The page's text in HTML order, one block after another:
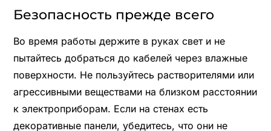
Безопасность прежде всего
Во время работы держите в руках свет и не
пытайтесь добраться до кабелей через влажные
поверхности. Не пользуйтесь растворителями или
агрессивными веществами на близком расстоянии
к электроприборам. Если на стенах есть
декоративные панели, убедитесь, что они не